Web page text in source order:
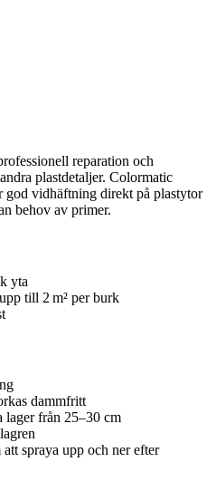
reparation och
plastdetaljer. Colormatic
god vidhäftning direkt på plastytor
behov av primer.
yta
till 2 m² per burk
dammfritt
lager från 25–30 cm
spraya upp och ner efter